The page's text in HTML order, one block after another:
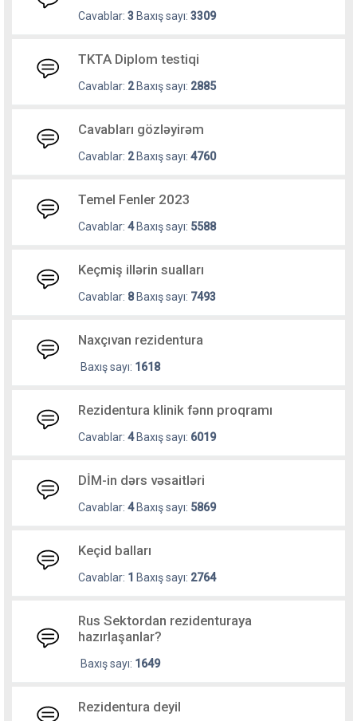
Cavablar: 3 Baxış sayı: 3309
TKTA Diplom testiqi
Cavablar: 2Baxış sayı: 2885
Cavabları gözləyirəm
Cavablar: 2Baxış sayı: 4760
Temel Fenler 2023
Cavablar: 4Baxış sayı: 5588
Keçmiş illərin sualları
Cavablar: 8Baxış sayı: 7493
Naxçıvan rezidentura
Baxış sayı: 1618
Rezidentura klinik fənn proqramı
Cavablar: 4Baxış sayı: 6019
DİM-in dərs vəsaitləri
Cavablar: 4Baxış sayı: 5869
Keçid balları
Cavablar: 1 Baxış sayı: 2764
Rus Sektordan rezidenturaya
hazırlaşanlar?
Baxış sayı: 1649
Rezidentura deyil